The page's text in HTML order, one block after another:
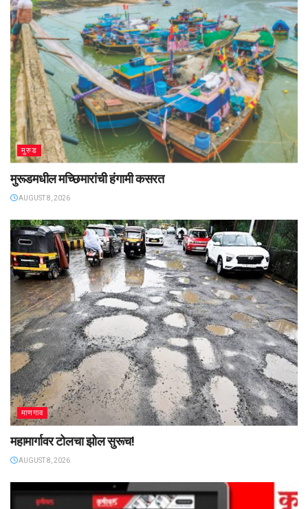
मुरुड
मुरूडमधील मच्छिमारांची हंगामी कसरत
AUGUST 8, 2026
माणगाव
महामार्गावर टोलचा झोल सुरूच!
AUGUST 8, 2026